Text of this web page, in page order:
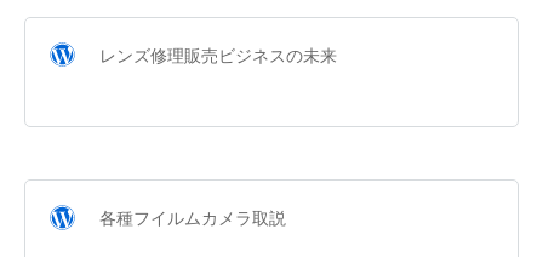
レンズ修理販売ビジネスの未来
各種フイルムカメラ取説